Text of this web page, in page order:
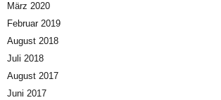
März 2020
Februar 2019
August 2018
Juli 2018
August 2017
Juni 2017